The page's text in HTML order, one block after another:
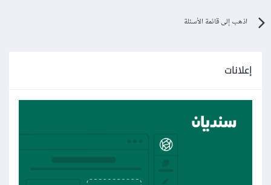
اذهب إلى قائمة الأسئلة
إعلانات